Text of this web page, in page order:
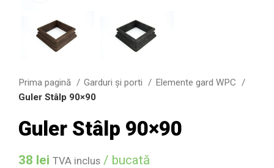
Prima pagină Garduri şi porti
Elemente gard WPC
Guler Stâlp 90×90
Guler Stâlp 90×90
38 lei TVA inclus / bucată